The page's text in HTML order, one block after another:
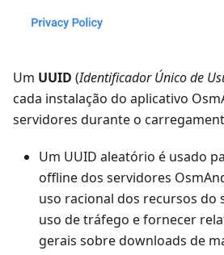
Um UUID (Identificador Único de
cada instalação do aplicativo
servidores durante o
Um UUID aleatório é usado
offline dos servidores
uso racional dos recursos do
uso de tráfego e fornecer
gerais sobre downloads de